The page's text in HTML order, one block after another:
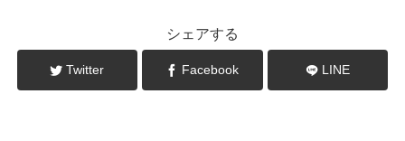
シェアする
Twitter Facebook LINE